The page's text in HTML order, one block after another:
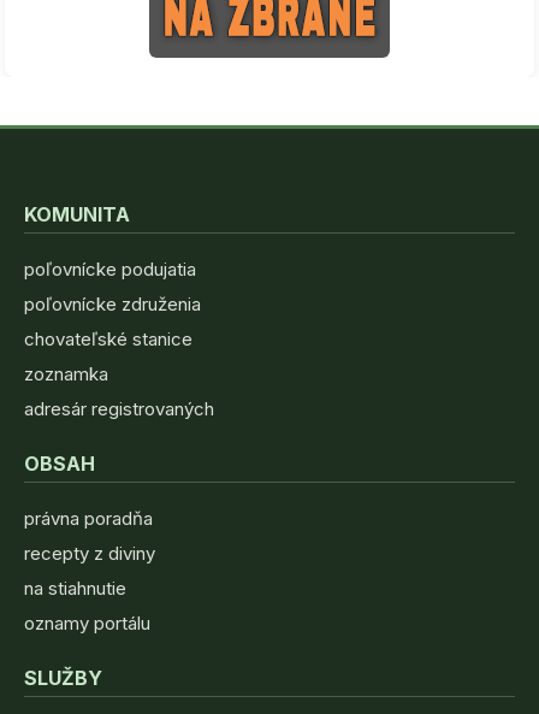
KOMUNITA
poľovnícke podujatia
poľovnícke združenia
chovateľské stanice
zoznamka
adresár registrovaných
OBSAH
právna poradňa
recepty z diviny
na stiahnutie
oznamy portálu
SLUŽBY